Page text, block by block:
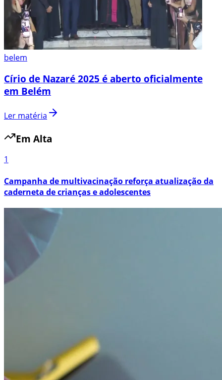
belem
Círio de Nazaré 2025 é aberto oficialmente
em Belém
Ler matéria
Em Alta
1
Campanha de multivacinação reforça atualização da
caderneta de crianças e adolescentes